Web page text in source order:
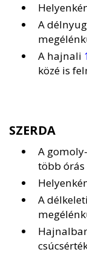
A
A hajnali
közé is
SZERDA
A
több órás
A